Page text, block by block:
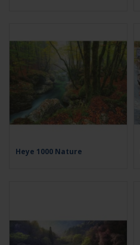
Heye 1000 Nature